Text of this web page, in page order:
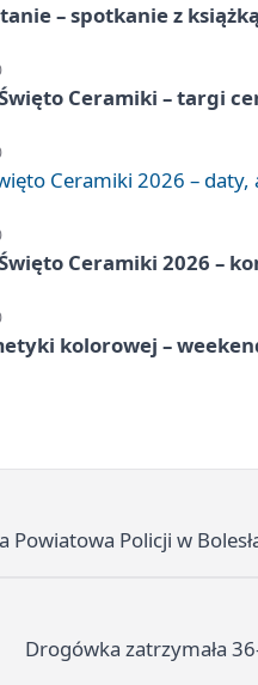
– spotkanie z
Ceramiki – targi
Ceramiki 2026 –
Ceramiki 2026 –
kolorowej –
Powiatowa Policji w
Drogówka zatrzymała